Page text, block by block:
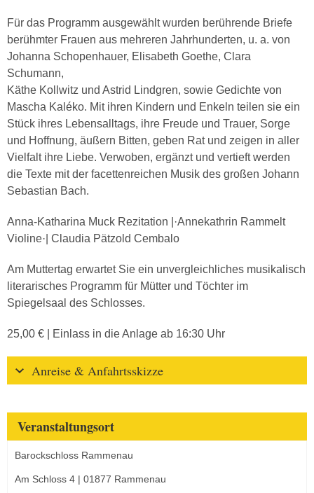
Für das Programm ausgewählt wurden berührende Briefe
berühmter Frauen aus mehreren Jahrhunderten, u. a. von
Johanna Schopenhauer, Elisabeth Goethe, Clara
Schumann,
Käthe Kollwitz und Astrid Lindgren, sowie Gedichte von
Mascha Kaléko. Mit ihren Kindern und Enkeln teilen sie ein
Stück ihres Lebensalltags, ihre Freude und Trauer, Sorge
und Hoffnung, äußern Bitten, geben Rat und zeigen in aller
Vielfalt ihre Liebe. Verwoben, ergänzt und vertieft werden
die Texte mit der facettenreichen Musik des großen Johann
Sebastian Bach.
Anna-Katharina Muck Rezitation |·Annekathrin Rammelt
Violine·| Claudia Pätzold Cembalo
Am Muttertag erwartet Sie ein unvergleichliches musikalisch
literarisches Programm für Mütter und Töchter im
Spiegelsaal des Schlosses.
25,00 € | Einlass in die Anlage ab 16:30 Uhr
Anreise & Anfahrtsskizze
Veranstaltungsort
Barockschloss Rammenau
Am Schloss 4 | 01877 Rammenau